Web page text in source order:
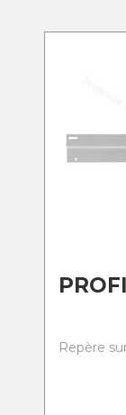
Repère